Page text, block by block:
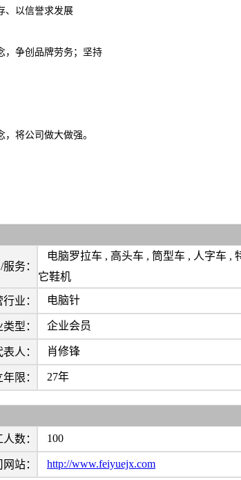
、以信誉求发展
，争创品牌劳务；坚持
，将公司做大做强。
务：
电脑罗拉车 , 高头车 , 筒型车 , 人字车 ,
它鞋机
业： 电脑针
型： 企业会员
人： 肖修锋
限： 27年
数： 100
站： http://www.feiyuejx.com